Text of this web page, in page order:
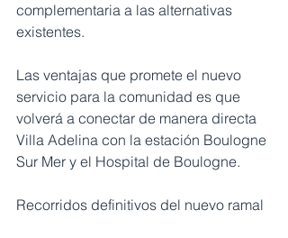
complementaria a las alternativas
existentes.
Las ventajas que promete el nuevo
servicio para la comunidad es que
volverá a conectar de manera directa
Villa Adelina con la estación Boulogne
Sur Mer y el Hospital de Boulogne.
Recorridos definitivos del nuevo ramal